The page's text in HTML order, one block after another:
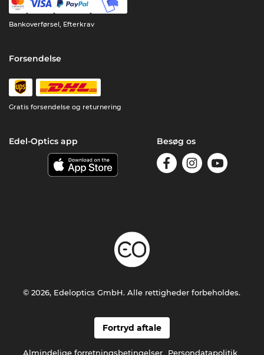
Bankoverførsel, Efterkrav
Forsendelse
Gratis forsendelse og returnering
Edel-Optics app Besøg os
Fortryd aftale
Almindelige forretningsbetingelser Persondatapolitik
© 2026, Edeloptics GmbH. Alle rettigheder forbeholdes.